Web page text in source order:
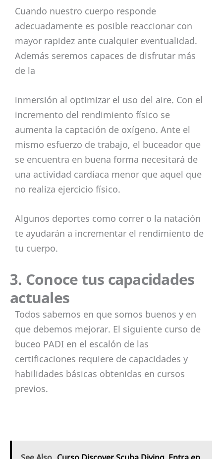
Cuando nuestro cuerpo responde
adecuadamente es posible reaccionar con
mayor rapidez ante cualquier eventualidad.
Además seremos capaces de disfrutar más
de la
inmersión al optimizar el uso del aire. Con el
incremento del rendimiento físico se
aumenta la captación de oxígeno. Ante el
mismo esfuerzo de trabajo, el buceador que
se encuentra en buena forma necesitará de
una actividad cardíaca menor que aquel que
no realiza ejercicio físico.
Algunos deportes como correr o la natación
te ayudarán a incrementar el rendimiento de
tu cuerpo.
3. Conoce tus capacidades
actuales
Todos sabemos en que somos buenos y en
que debemos mejorar. El siguiente curso de
buceo PADI en el escalón de las
certificaciones requiere de capacidades y
habilidades básicas obtenidas en cursos
previos.